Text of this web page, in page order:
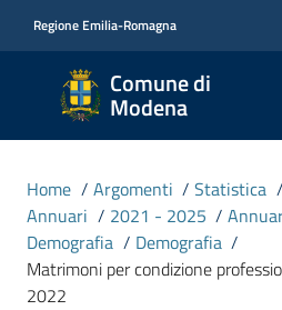
Regione Emilia-Romagna
Comune di
Modena
Comune
di
Modena
CIVICA
MONET
Home / Argomenti / Statistica /
Annuari / 2021 - 2025 /
Demografia / Demografia /
Matrimoni per condizione
2022